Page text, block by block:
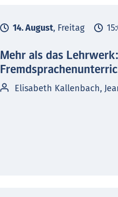
14. August, Freitag
Mehr als das
Elisabeth Kallenbach,